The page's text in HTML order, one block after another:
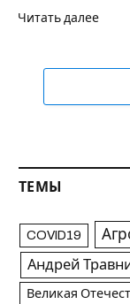
Читать далее
ТЕМЫ
COVID19
Андрей
Великая